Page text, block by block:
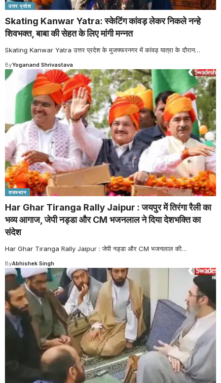
उत्तर प्रदेश
Skating Kanwar Yatra: स्केटिंग कांवड़ लेकर निकले नन्हे
शिवभक्त, बाबा की सेहत के लिए मांगी मन्नत
Skating Kanwar Yatra उत्तर प्रदेश के मुजफ्फरनगर में कांवड़ यात्रा के दौरान…
ByYoganand Shrivastava
राजस्थान
Har Ghar Tiranga Rally Jaipur : जयपुर में तिरंगा रैली का
भव्य आगाज, जेपी नड्डा और CM भजनलाल ने दिया देशभक्ति का
संदेश
Har Ghar Tiranga Rally Jaipur : जेपी नड्डा और CM भजनलाल की…
ByAbhishek Singh